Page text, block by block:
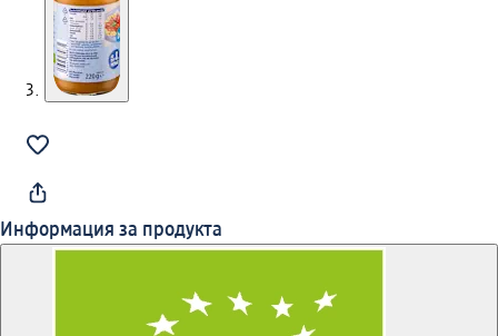
Информация за продукта